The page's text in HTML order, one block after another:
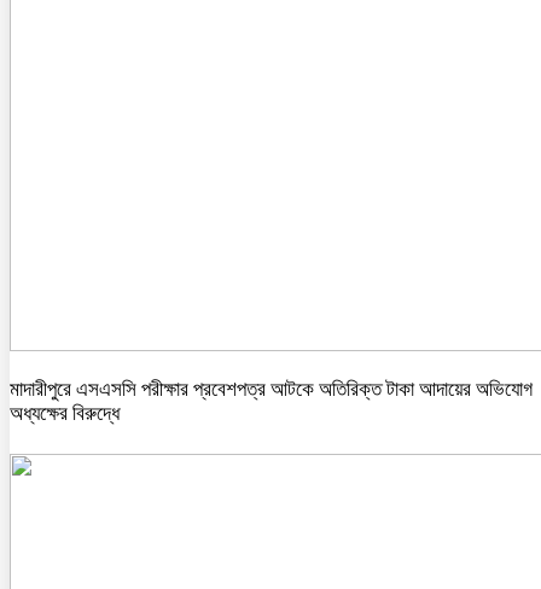
মাদারীপুরে এসএসসি পরীক্ষার প্রবেশপত্র আটকে অতিরিক্ত টাকা আদায়ের অভিযোগ
অধ্যক্ষের বিরুদ্ধে